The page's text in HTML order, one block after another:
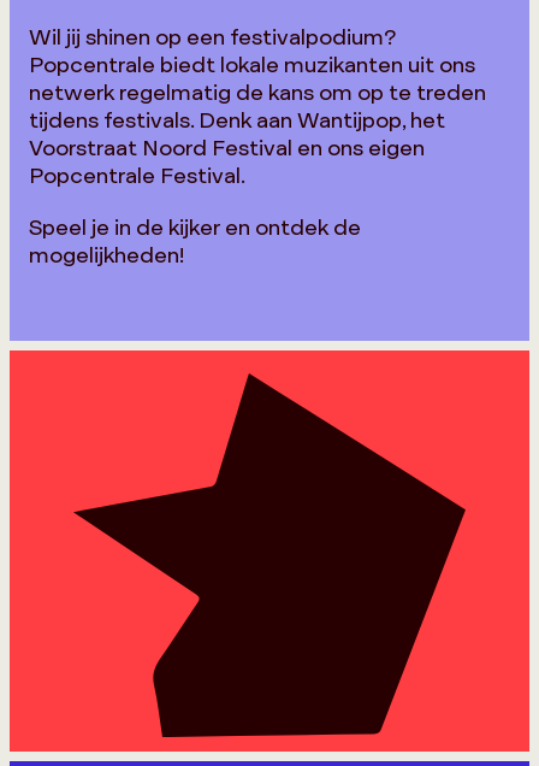
Wil jij shinen op een festivalpodium?
Popcentrale biedt lokale muzikanten uit ons
netwerk regelmatig de kans om op te treden
tijdens festivals. Denk aan Wantijpop, het
Voorstraat Noord Festival en ons eigen
Popcentrale Festival.
Speel je in de kijker en ontdek de
mogelijkheden!